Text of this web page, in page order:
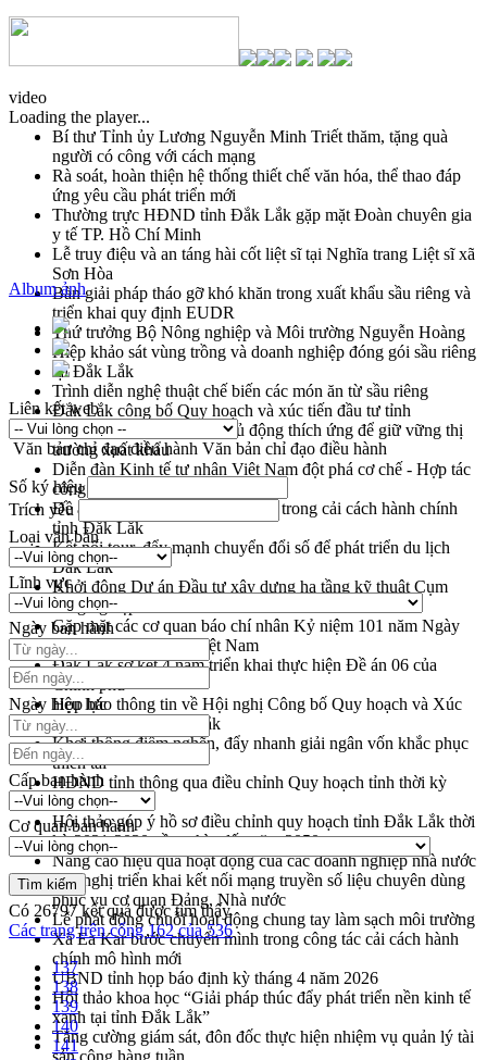
video
Loading the player...
Bí thư Tỉnh ủy Lương Nguyễn Minh Triết thăm, tặng quà
người có công với cách mạng
Rà soát, hoàn thiện hệ thống thiết chế văn hóa, thể thao đáp
ứng yêu cầu phát triển mới
Thường trực HĐND tỉnh Đắk Lắk gặp mặt Đoàn chuyên gia
y tế TP. Hồ Chí Minh
Lễ truy điệu và an táng hài cốt liệt sĩ tại Nghĩa trang Liệt sĩ xã
Sơn Hòa
Bàn giải pháp tháo gỡ khó khăn trong xuất khẩu sầu riêng và
triển khai quy định EUDR
Thứ trưởng Bộ Nông nghiệp và Môi trường Nguyễn Hoàng
Hiệp khảo sát vùng trồng và doanh nghiệp đóng gói sầu riêng
tại Đắk Lắk
Trình diễn nghệ thuật chế biến các món ăn từ sầu riêng
Đắk Lắk công bố Quy hoạch và xúc tiến đầu tư tỉnh
Ngành cá ngừ Đắk Lắk chủ động thích ứng để giữ vững thị
trường xuất khẩu
Diễn đàn Kinh tế tư nhân Việt Nam đột phá cơ chế - Hợp tác
công tư
Đề án 06 tạo bước ngoặt đột phá trong cải cách hành chính
tỉnh Đắk Lắk
Kết nối tour, đẩy mạnh chuyển đổi số để phát triển du lịch
Đắk Lắk
Khởi động Dự án Đầu tư xây dựng hạ tầng kỹ thuật Cụm
công nghiệp Tân Tiến
Gặp mặt các cơ quan báo chí nhân Kỷ niệm 101 năm Ngày
Báo chí Cách mạng Việt Nam
Đắk Lắk sơ kết 4 năm triển khai thực hiện Đề án 06 của
Chính phủ
Họp báo thông tin về Hội nghị Công bố Quy hoạch và Xúc
tiến đầu tư tỉnh Đắk Lắk
Khơi thông điểm nghẽn, đẩy nhanh giải ngân vốn khắc phục
thiên tai
HĐND tỉnh thông qua điều chỉnh Quy hoạch tỉnh thời kỳ
2021-2030
Hội thảo góp ý hồ sơ điều chỉnh quy hoạch tỉnh Đắk Lắk thời
kỳ 2021-2030, tầm nhìn đến năm 2050
Nâng cao hiệu quả hoạt động của các doanh nghiệp nhà nước
Hội nghị triển khai kết nối mạng truyền số liệu chuyên dùng
phục vụ cơ quan Đảng, Nhà nước
Lễ phát động chuỗi hoạt động chung tay làm sạch môi trường
Xã Ea Kar bước chuyển mình trong công tác cải cách hành
chính mô hình mới
UBND tỉnh họp báo định kỳ tháng 4 năm 2026
Hội thảo khoa học “Giải pháp thúc đẩy phát triển nền kinh tế
xanh tại tỉnh Đắk Lắk”
Tăng cường giám sát, đôn đốc thực hiện nhiệm vụ quản lý tài
Album ảnh
Liên kết web
Văn bản chỉ đạo điều hành Văn bản chỉ đạo điều hành
Số ký hiệu
Trích yếu
Loại văn bản
Lĩnh vực
Ngày ban hành
Ngày hiệu lực
Cấp ban hành
Cơ quan ban hành
Có 26797kết quả được tìm thấy
Các trang trên cổng 162 của 536
137
138
139
140
141